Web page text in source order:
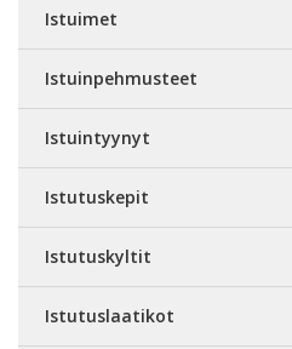
Istuimet
Istuinpehmusteet
Istuintyynyt
Istutuskepit
Istutuskyltit
Istutuslaatikot